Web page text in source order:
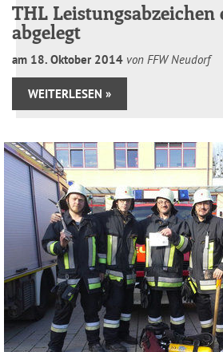
THL
abgelegt
am 18. Oktober 2014 von FFW Neudorf
WEITERLESEN »